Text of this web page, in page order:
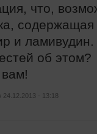
что,
и ламивудин.
об этом?
- 13:18